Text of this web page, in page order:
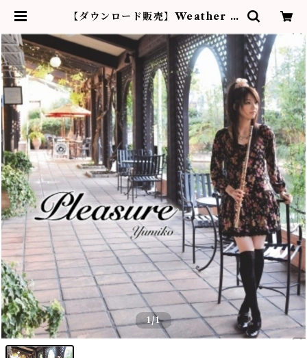
【ダウンロード販売】Weather R
品販売
1/1